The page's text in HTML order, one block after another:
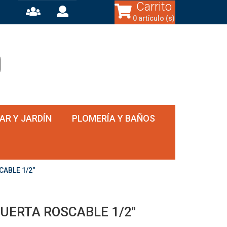
Carrito
0 artículo (s)
Y JARDÍN PLOMERÍA Y BAÑOS
1/2"
ROSCABLE 1/2"